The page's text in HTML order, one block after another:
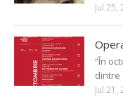
Jul 25,
“În
dintre
Jul 21,